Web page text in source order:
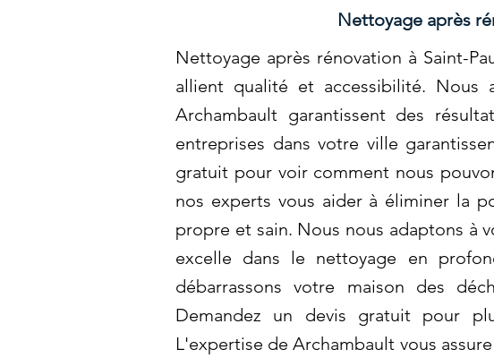
Nettoyage après
Nettoyage après rénovation à Saint-
allient qualité et accessibilité. Nous
Archambault garantissent des
entreprises dans votre ville
gratuit pour voir comment nous
nos experts vous aider à éliminer la
propre et sain. Nous nous adaptons à
excelle dans le nettoyage en
débarrassons votre maison des
Demandez un devis gratuit pour
L'expertise de Archambault vous